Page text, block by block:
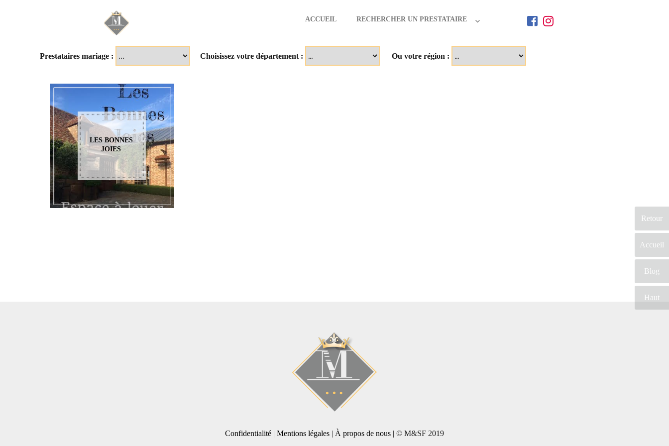
Mariage & Savoir faire
ACCUEIL RECHERCHER UN PRESTATAIRE
Retour
Accueil
Blog
Haut
Prestataires mariage : Choisissez votre département : Ou votre région :
LES BONNES
JOIES
Confidentialité| Mentions légales| À propos de nous| © M&SF 2019